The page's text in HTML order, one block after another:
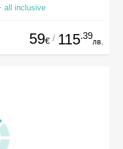
all inclusive
59€ / 115.39
лв.